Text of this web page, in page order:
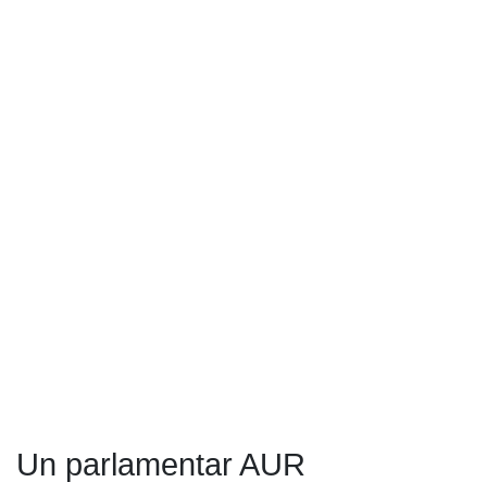
Un parlamentar AUR